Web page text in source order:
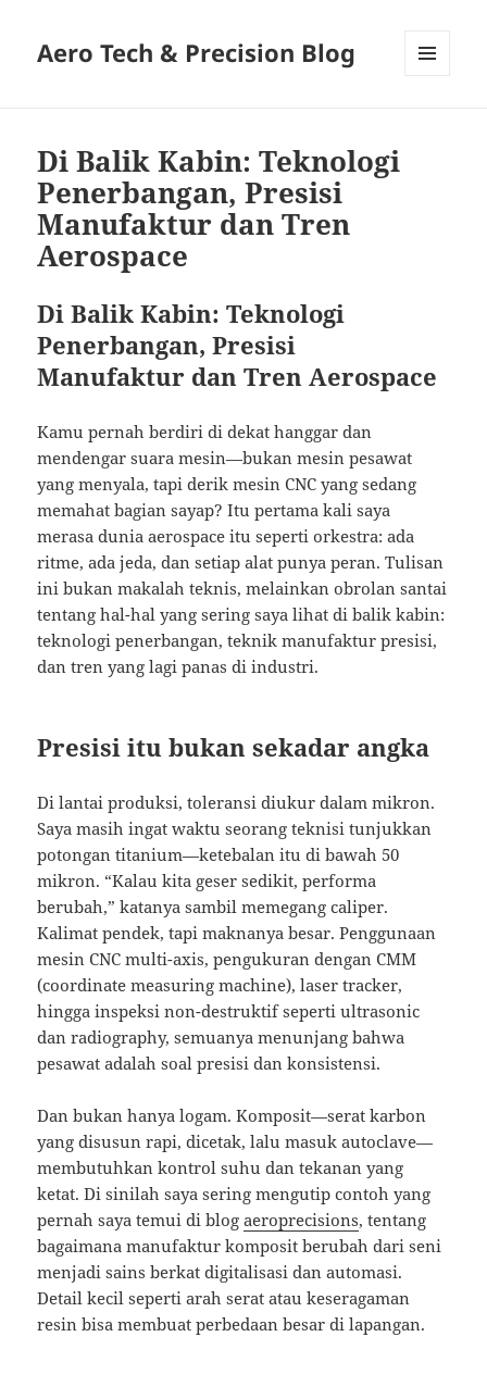
Aero Tech & Precision Blog
Di Balik Kabin: Teknologi
Penerbangan, Presisi
Manufaktur dan Tren
Aerospace
Di Balik Kabin: Teknologi
Penerbangan, Presisi
Manufaktur dan Tren Aerospace
Kamu pernah berdiri di dekat hanggar dan
mendengar suara mesin—bukan mesin pesawat
yang menyala, tapi derik mesin CNC yang sedang
memahat bagian sayap? Itu pertama kali saya
merasa dunia aerospace itu seperti orkestra: ada
ritme, ada jeda, dan setiap alat punya peran. Tulisan
ini bukan makalah teknis, melainkan obrolan santai
tentang hal-hal yang sering saya lihat di balik kabin:
teknologi penerbangan, teknik manufaktur presisi,
dan tren yang lagi panas di industri.
Presisi itu bukan sekadar angka
Di lantai produksi, toleransi diukur dalam mikron.
Saya masih ingat waktu seorang teknisi tunjukkan
potongan titanium—ketebalan itu di bawah 50
mikron. “Kalau kita geser sedikit, performa
berubah,” katanya sambil memegang caliper.
Kalimat pendek, tapi maknanya besar. Penggunaan
mesin CNC multi-axis, pengukuran dengan CMM
(coordinate measuring machine), laser tracker,
hingga inspeksi non-destruktif seperti ultrasonic
dan radiography, semuanya menunjang bahwa
pesawat adalah soal presisi dan konsistensi.
Dan bukan hanya logam. Komposit—serat karbon
yang disusun rapi, dicetak, lalu masuk autoclave—
membutuhkan kontrol suhu dan tekanan yang
ketat. Di sinilah saya sering mengutip contoh yang
pernah saya temui di blogaeroprecisions, tentang
bagaimana manufaktur komposit berubah dari seni
menjadi sains berkat digitalisasi dan automasi.
Detail kecil seperti arah serat atau keseragaman
resin bisa membuat perbedaan besar di lapangan.